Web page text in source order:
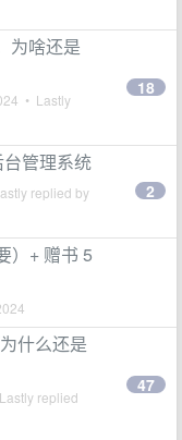
为啥还是
• Lastly
18
管理系统
replied by 2
）+ 赠书 5
什么还是
replied
47